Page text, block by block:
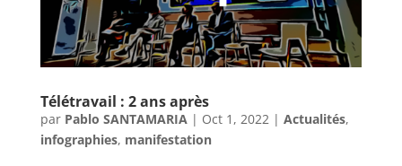
Télétravail : 2 ans après
par Pablo SANTAMARIA| Oct 1, 2022| Actualités,
infographies, manifestation